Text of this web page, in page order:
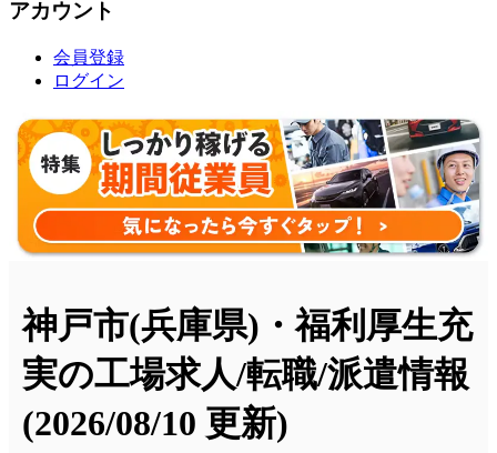
アカウント
会員登録
ログイン
神戸市(兵庫県)・福利厚生充
実の工場求人/転職/派遣情報
(2026/08/10 更新)